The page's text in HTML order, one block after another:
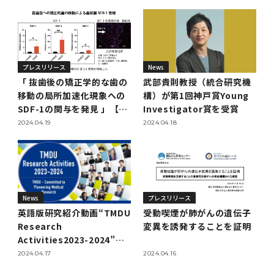
模課題対応国際科学技術協
力プログラム
（SATREPS）」に採択
プレスリリース
「 抜歯後の矯正学的な歯の
移動の局所加速化現象への
SDF-1の関与を発見 」【石
田雄之 助教】
2024.04.19
News
武部貴則教授（統合研究機
構）が第1回神戸賞Young
Investigator賞を受賞
2024.04.18
News
英語版研究紹介動画“TMDU
Research
Activities2023-2024”を
公開しました
2024.04.17
プレスリリース
受動喫煙が肺がんの遺伝子
変異を誘発することを証明
2024.04.16